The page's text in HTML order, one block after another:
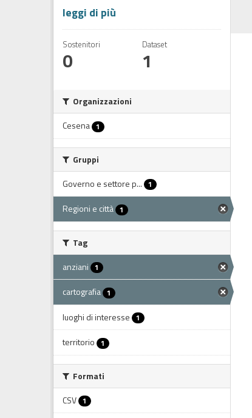
leggi di più
Sostenitori
0
Dataset
1
Organizzazioni
Cesena 1
Gruppi
Governo e settore p... 1
Regioni e città 1
Tag
anziani 1
cartografia 1
luoghi di interesse 1
territorio 1
Formati
CSV 1